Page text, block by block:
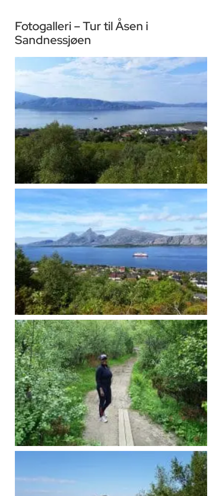
Fotogalleri – Tur til Åsen i
Sandnessjøen